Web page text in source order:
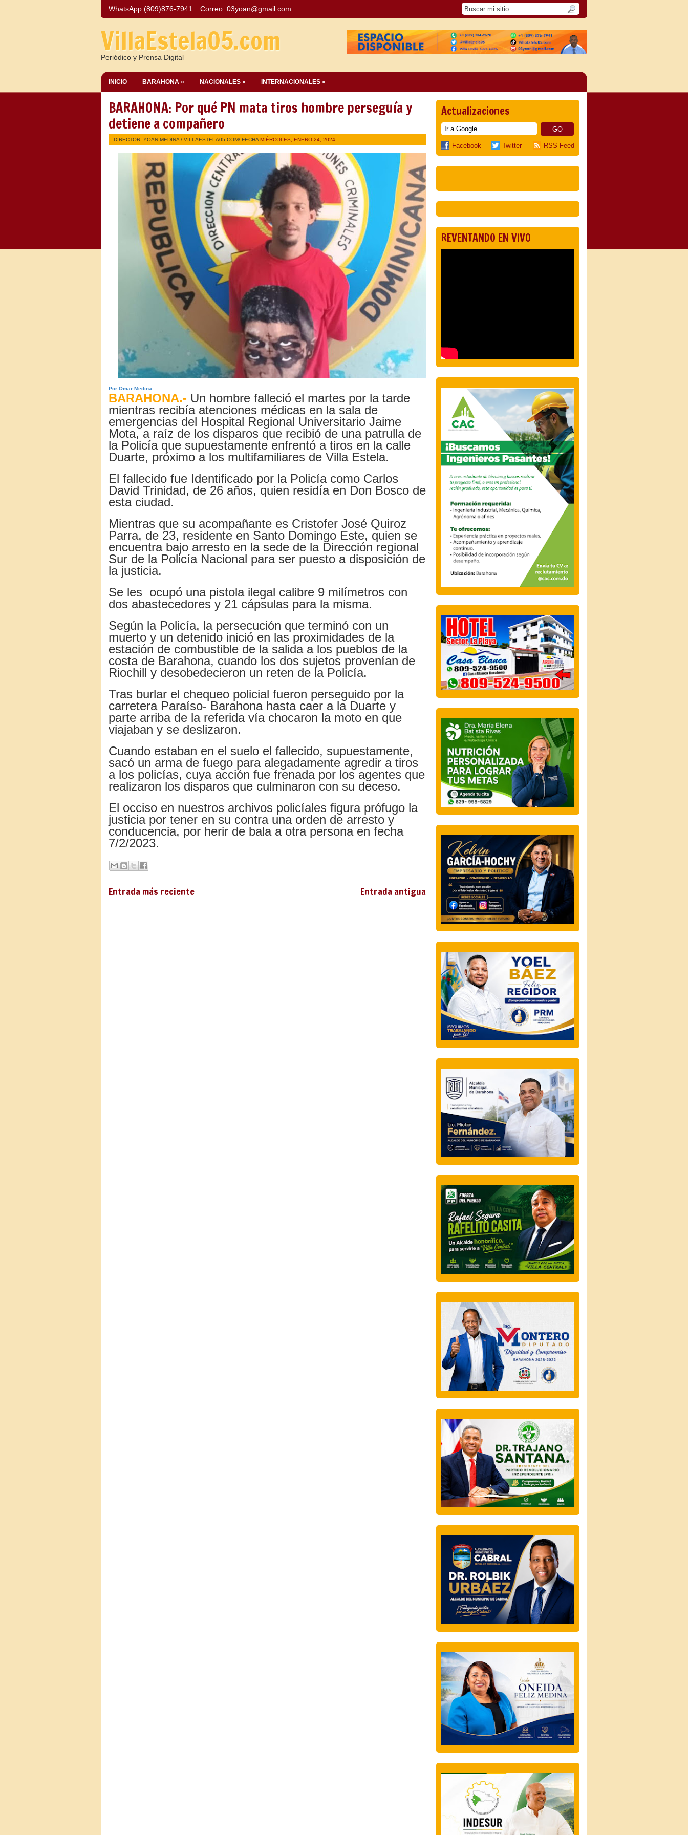
WhatsApp (809)876-7941 Correo: 03yoan@gmail.com
VillaEstela05.com
Periódico y Prensa Digital
INICIO BARAHONA » NACIONALES » INTERNACIONALES »
BARAHONA: Por qué PN mata tiros hombre perseguía y
detiene a compañero
DIRECTOR: YOAN MEDINA / VILLAESTELA05.COM/ FECHA MIÉRCOLES, ENERO 24, 2024
Por Omar Medina.
BARAHONA.- Un hombre falleció el martes por la tarde
mientras recibía atenciones médicas en la sala de
emergencias del Hospital Regional Universitario Jaime
Mota, a raíz de los disparos que recibió de una patrulla de
la Policía que supuestamente enfrentó a tiros en la calle
Duarte, próximo a los multifamiliares de Villa Estela.
El fallecido fue Identificado por la Policía como Carlos
David Trinidad, de 26 años, quien residía en Don Bosco de
esta ciudad.
Mientras que su acompañante es Cristofer José Quiroz
Parra, de 23, residente en Santo Domingo Este, quien se
encuentra bajo arresto en la sede de la Dirección regional
Sur de la Policía Nacional para ser puesto a disposición de
la justicia.
Se les ocupó una pistola ilegal calibre 9 milímetros con
dos abastecedores y 21 cápsulas para la misma.
Según la Policía, la persecución que terminó con un
muerto y un detenido inició en las proximidades de la
estación de combustible de la salida a los pueblos de la
costa de Barahona, cuando los dos sujetos provenían de
Riochill y desobedecieron un reten de la Policía.
Tras burlar el chequeo policial fueron perseguido por la
carretera Paraíso- Barahona hasta caer a la Duarte y
parte arriba de la referida vía chocaron la moto en que
viajaban y se deslizaron.
Cuando estaban en el suelo el fallecido, supuestamente,
sacó un arma de fuego para alegadamente agredir a tiros
a los policías, cuya acción fue frenada por los agentes que
realizaron los disparos que culminaron con su deceso.
El occiso en nuestros archivos policíales figura prófugo la
justicia por tener en su contra una orden de arresto y
conducencia, por herir de bala a otra persona en fecha
7/2/2023.
Entrada más reciente Entrada antigua
Actualizaciones
Facebook Twitter RSS Feed
REVENTANDO EN VIVO